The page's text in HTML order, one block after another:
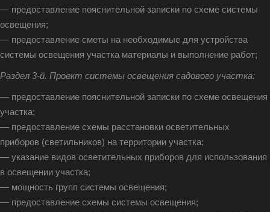
— предоставление пояснительной записки по схеме системы
освещения;
— предоставление сметы на необходимые для устройства
системы освещения участка материалы и выполнение работ;
Раздел 3-й. Проект системы освещения садового участка:
— предоставление пояснительной записки по схеме освещения
участка;
— предоставление схемы расстановки осветительных
приборов (светильников) на территории участка;
— указание видов осветительных приборов для использования
в освещении участка;
— мощность групп системы освещения;
— предоставление схемы системы освещения;